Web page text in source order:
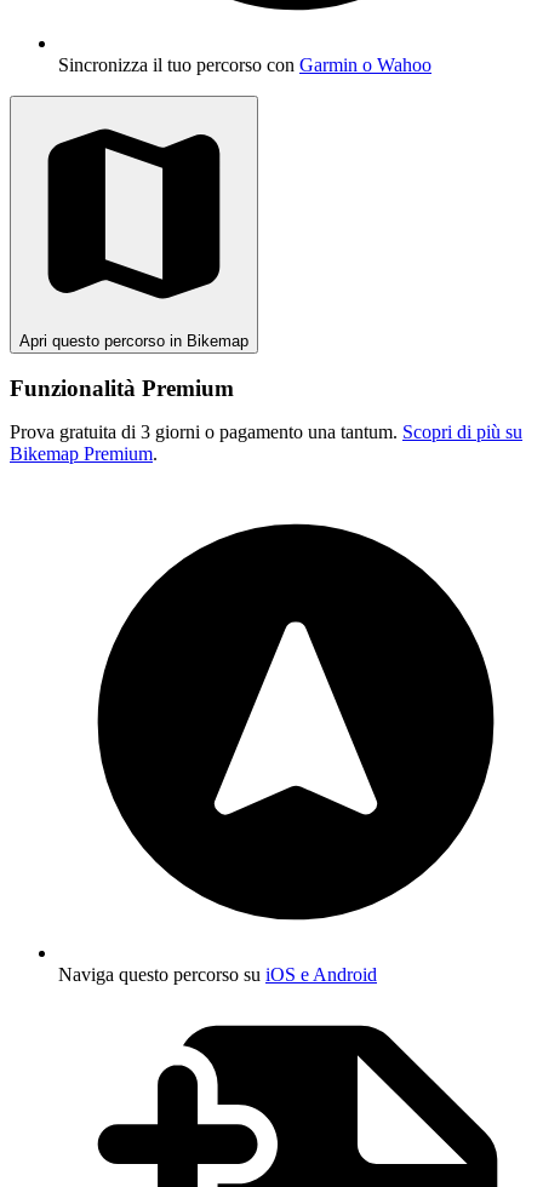
Sincronizza il tuo percorso con Garmin o Wahoo
Apri questo percorso in Bikemap
Funzionalità Premium
Prova gratuita di 3 giorni o pagamento una tantum. Scopri di più su
Bikemap Premium.
Naviga questo percorso su iOS e Android